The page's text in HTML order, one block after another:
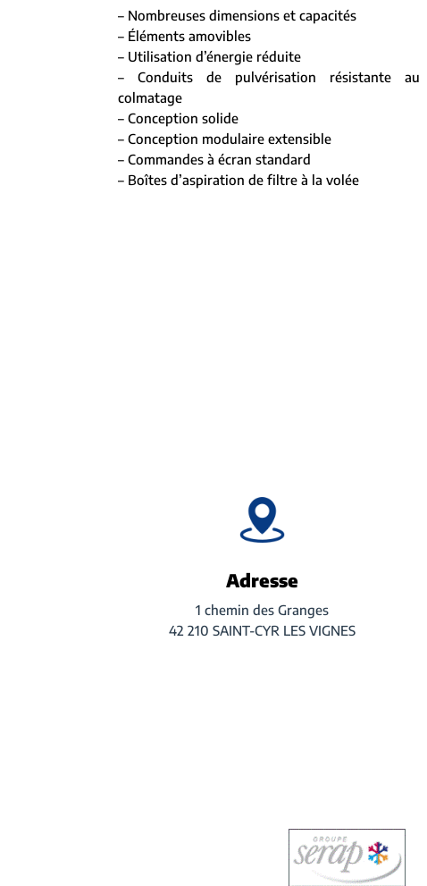
– Nombreuses dimensions et capacités
– Éléments amovibles
– Utilisation d’énergie réduite
– Conduits de pulvérisation résistante au
colmatage
– Conception solide
– Conception modulaire extensible
– Commandes à écran standard
– Boîtes d’aspiration de filtre à la volée
Adresse
1 chemin des Granges
42 210 SAINT-CYR LES VIGNES